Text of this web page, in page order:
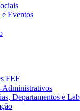
Eventos
FEF
Administrativos
Departamentos e